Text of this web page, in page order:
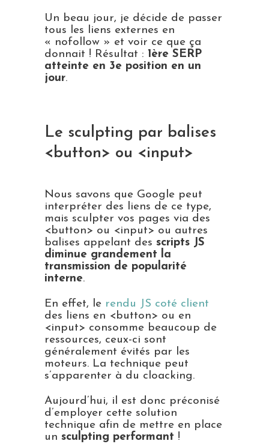
Un beau jour, je décide de passer
tous les liens externes en
« nofollow » et voir ce que ça
donnait ! Résultat : 1ère SERP
atteinte en 3e position en un
jour.
Le sculpting par balises
<button> ou <input>
Nous savons que Google peut
interpréter des liens de ce type,
mais sculpter vos pages via des
<button> ou <input> ou autres
balises appelant des scripts JS
diminue grandement la
transmission de popularité
interne.
En effet, le rendu JS coté client
des liens en <button> ou en
<input> consomme beaucoup de
ressources, ceux-ci sont
généralement évités par les
moteurs. La technique peut
s’apparenter à du cloacking.
Aujourd’hui, il est donc préconisé
d’employer cette solution
technique afin de mettre en place
un sculpting performant !